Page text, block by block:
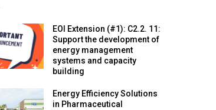
EOI Extension (#1): C2.2. 11:
Support the development of
energy management
systems and capacity
building
Energy Efficiency Solutions
in Pharmaceutical